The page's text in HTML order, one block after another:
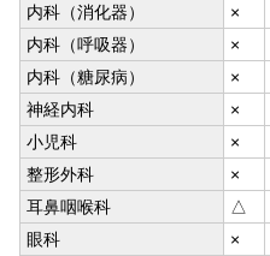
内科（消化器）
×
内科（呼吸器）
×
内科（糖尿病）
×
神経内科
×
小児科
×
整形外科
×
耳鼻咽喉科
△
眼科
×